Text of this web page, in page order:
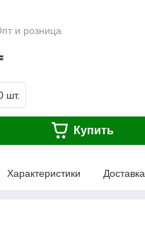
и розница
шт.
Купить
Характеристики Доставка